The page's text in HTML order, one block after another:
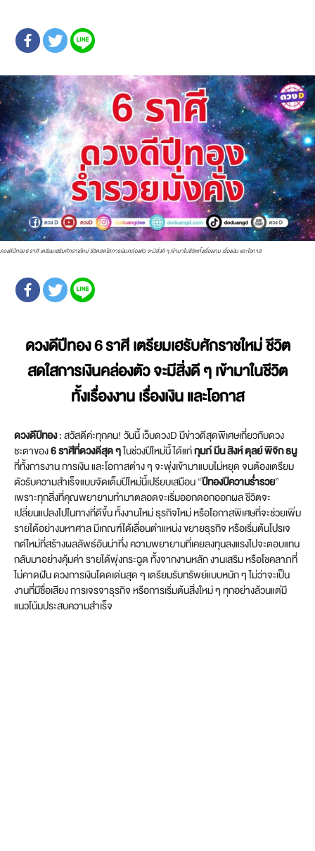
ดวงดีปีทอง 6 ราศี เตรียมเฮรับศักราชใหม่ ชีวิตสดใสการเงินคล่องตัว จะมีสิ่งดี ๆ เข้ามาในชีวิตทั้งเรื่องงาน เรื่องเงิน และโอกาส
ดวงดีปีทอง 6 ราศี เตรียมเฮรับศักราชใหม่ ชีวิต
สดใสการเงินคล่องตัว จะมีสิ่งดี ๆ เข้ามาในชีวิต
ทั้งเรื่องงาน เรื่องเงิน และโอกาส
ดวงดีปีทอง: สวัสดีค่ะทุกคน! วันนี้ เว็บดวงD มีข่าวดีสุดพิเศษเกี่ยวกับดวง
ชะตาของ6 ราศีที่ดวงดีสุด ๆในช่วงปีใหม่นี้ ได้แก่กุมภ์ มีน สิงห์ ตุลย์ พิจิก ธนู
ที่ทั้งการงาน การเงิน และโอกาสต่าง ๆ จะพุ่งเข้ามาแบบไม่หยุด จนต้องเตรียม
ตัวรับความสำเร็จแบบจัดเต็มปีใหม่นี้เปรียบเสมือน “ปีทองปีความร่ำรวย”
เพราะทุกสิ่งที่คุณพยายามทำมาตลอดจะเริ่มออกดอกออกผล ชีวิตจะ
เปลี่ยนแปลงไปในทางที่ดีขึ้น ทั้งงานใหม่ ธุรกิจใหม่ หรือโอกาสพิเศษที่จะช่วยเพิ่ม
รายได้อย่างมหาศาล มีเกณฑ์ได้เลื่อนตำแหน่ง ขยายธุรกิจ หรือเริ่มต้นโปรเจ
กต์ใหม่ที่สร้างผลลัพธ์อันน่าทึ่ง ความพยายามที่เคยลงทุนลงแรงไปจะตอบแทน
กลับมาอย่างคุ้มค่า รายได้พุ่งกระฉูด ทั้งจากงานหลัก งานเสริม หรือโชคลาภที่
ไม่คาดฝัน ดวงการเงินโดดเด่นสุด ๆ เตรียมรับทรัพย์แบบหนัก ๆ ไม่ว่าจะเป็น
งานที่มีชื่อเสียง การเจรจาธุรกิจ หรือการเริ่มต้นสิ่งใหม่ ๆ ทุกอย่างล้วนแต่มี
แนวโน้มประสบความสำเร็จ